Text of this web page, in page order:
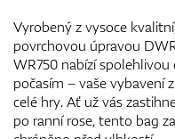
Vyrobený z vysoce
povrchovou úpravou
WR750 nabízí
počasím – vaše vybavení
celé hry. Ať už vás
po ranní rose, tento bag